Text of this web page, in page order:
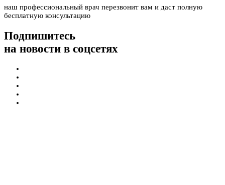
наш профессиональный врач перезвонит вам и даст полную
бесплатную консультацию
Подпишитесь
на новости в соцсетях